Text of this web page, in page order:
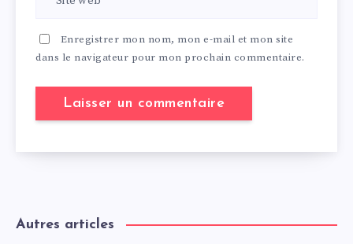
Enregistrer mon nom, mon e-mail et mon site
dans le navigateur pour mon prochain commentaire.
Autres articles